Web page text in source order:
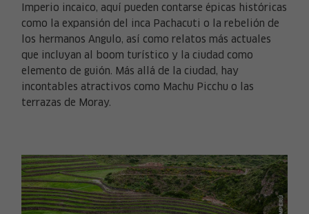
Imperio incaico, aquí pueden contarse épicas históricas
como la expansión del inca Pachacuti o la rebelión de
los hermanos Angulo, así como relatos más actuales
que incluyan al boom turístico y la ciudad como
elemento de guión. Más allá de la ciudad, hay
incontables atractivos como Machu Picchu o las
terrazas de Moray.